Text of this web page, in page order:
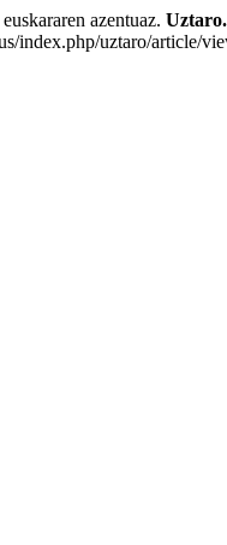
azentuaz.
index.php/uztaro/article/